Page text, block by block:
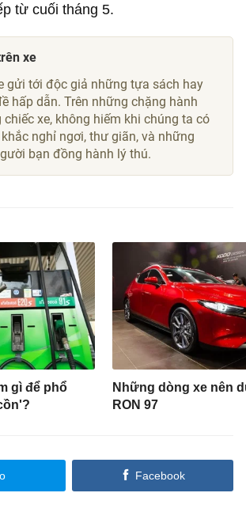
từ cuối tháng 5.
xe
gửi tới độc giả những tựa sách hay
hấp dẫn. Trên những chặng hành
xe, không hiếm khi chúng ta có
nghỉ ngơi, thư giãn, và những
bạn đồng hành lý thú.
gì để phổ
Những dòng xe nên
RON 97
Facebook